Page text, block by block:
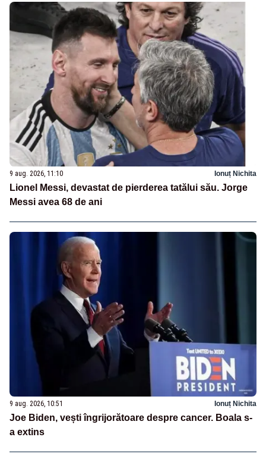
9 aug. 2026, 11:10 Ionuț Nichita
Lionel Messi, devastat de pierderea tatălui său. Jorge
Messi avea 68 de ani
9 aug. 2026, 10:51 Ionuț Nichita
Joe Biden, vești îngrijorătoare despre cancer. Boala s-
a extins